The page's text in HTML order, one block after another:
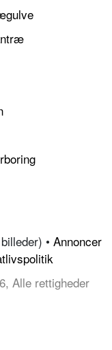
• Annoncer
Alle rettigheder